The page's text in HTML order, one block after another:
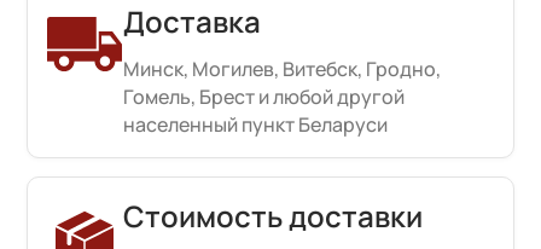
Доставка
Минск, Могилев, Витебск, Гродно,
Гомель, Брест и любой другой
населенный пункт Беларуси
Стоимость доставки